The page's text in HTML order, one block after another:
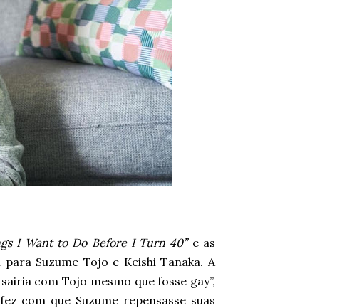
I Want to Do Before I Turn 40”e as
Suzume Tojo e Keishi Tanaka. A
com Tojo mesmo que fosse gay”,
com que Suzume repensasse suas